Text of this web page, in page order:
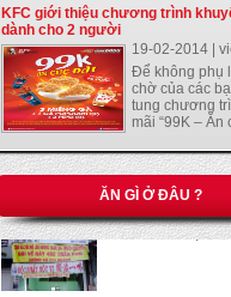
KFC giới thiệu chương trình
dành cho 2 người
19-02-2014 |
Để không phụ
chờ của các
tung chương
mãi “99K – Ăn
ĂN GÌ Ở ĐÂU ?
Gà xối mỡ
bánh cuốn trứng
Gòn